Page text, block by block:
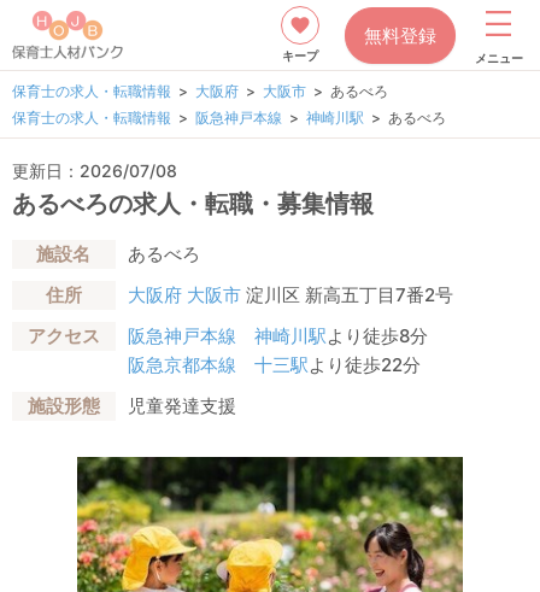
キープ
無料登録
メニュー
保育士の求人・転職情報 大阪府 大阪市
あるべろ
保育士の求人・転職情報
阪急神戸本線 神崎川駅 あるべろ
更新日：2026/07/08
あるべろの求人・転職・募集情報
施設名
あるべろ
住所
大阪府 大阪市淀川区 新高五丁目7番2号
アクセス
阪急神戸本線 神崎川駅より徒歩8分
阪急京都本線
十三駅より徒歩22分
施設形態
児童発達支援